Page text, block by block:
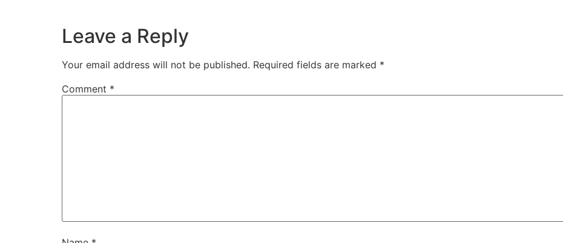
Leave a Reply
Your email address will not be published. Required fields are marked *
Comment *